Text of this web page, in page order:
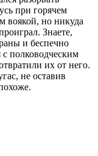
при горячем
воякой, но никуда
Знаете,
и беспечно
с полководческим
их от него.
не оставив